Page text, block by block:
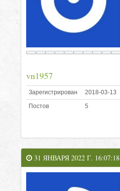
vn1957
Зарегистрирован
2018-03-13
Постов
5
31 ЯНВАРЯ 2022 Г. 16:07:18